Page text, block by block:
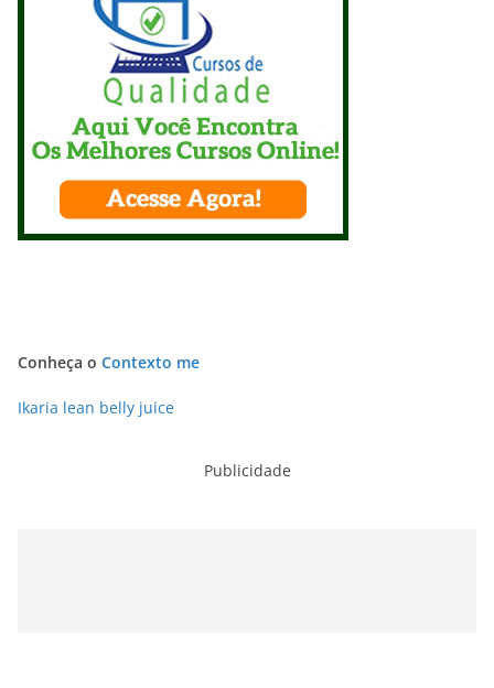
Conheça o Contexto me
Ikaria lean belly juice
Publicidade